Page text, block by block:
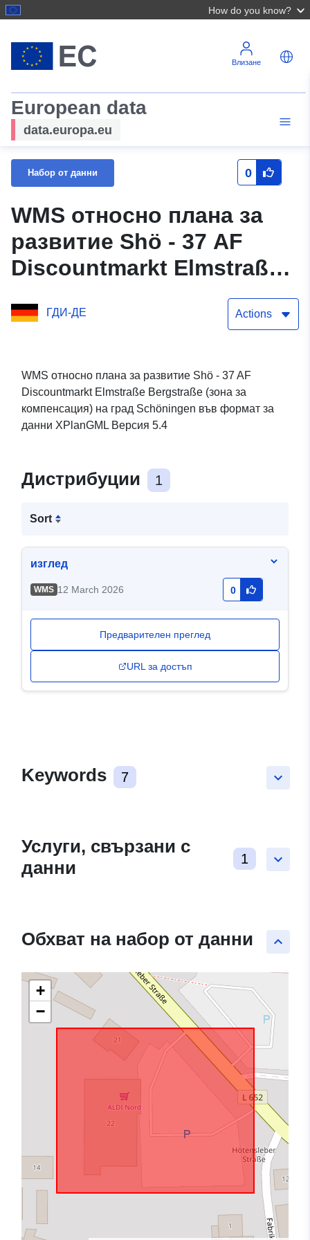
How do you know?
Влизане
European data
data.europa.eu
Набор от данни 0
WMS относно плана за
развитие Shö - 37 AF
Discountmarkt Elmstraße
компенсация) на град
ГДИ-ДЕ Actions
WMS относно плана за развитие Shö - 37 AF
Discountmarkt Elmstraße Bergstraße (зона за
компенсация) на град Schöningen във формат за
данни XPlanGML Версия 5.4
Дистрибуции 1
Sort
изглед
WMS 12 March 2026 0
Предварителен преглед
URL за достъп
keyboard_arrow_down
Keywords 7
keyboard_arrow_down
Услуги, свързани с
данни
1
keyboard_arrow_up
Обхват на набор от данни
+
−